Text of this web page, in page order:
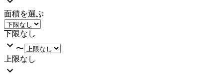
面積を選ぶ
下限なし
〜
上限なし